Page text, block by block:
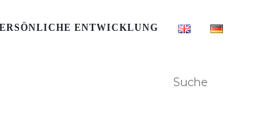
ENTWICKLUNG